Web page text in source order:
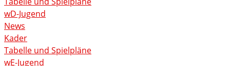
wD-Jugend
News
Kader
Tabelle und Spielpläne
wE-Jugend